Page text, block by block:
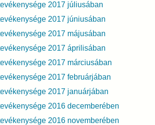
2017 júliusában
2017 júniusában
2017 májusában
2017 áprilisában
2017 márciusában
2017 februárjában
2017 januárjában
2016 decemberében
2016 novemberében